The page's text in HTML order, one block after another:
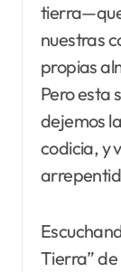
nuestras
propias
Pero esta
dejemos
codicia, y
Tierra”